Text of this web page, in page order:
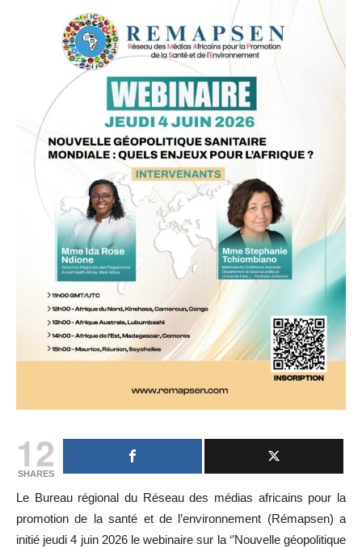
12
SHARES
Le Bureau régional du Réseau des médias africains pour la
promotion de la santé et de l’environnement (Rémapsen) a
initié jeudi 4 juin 2026 le webinaire sur la ‘’Nouvelle géopolitique